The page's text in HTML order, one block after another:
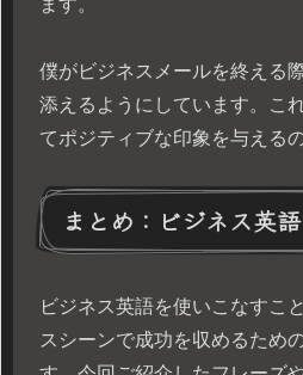
僕がビジネスメールを終える
添えるようにしています。こ
てポジティブな印象を与えるの
まとめ：ビジネス英
ビジネス英語を使いこなすこ
スシーンで成功を収めるため